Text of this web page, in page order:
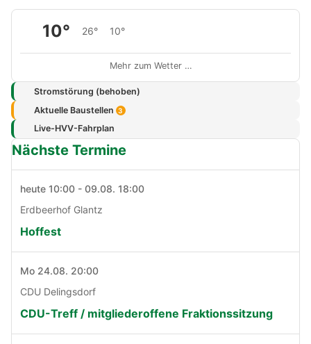
10° 26° 10°
Mehr zum Wetter …
Stromstörung (behoben)
Aktuelle Baustellen 3
Live-HVV-Fahrplan
Nächste Termine
heute 10:00 - 09.08. 18:00
Erdbeerhof Glantz
Hoffest
Mo 24.08. 20:00
CDU Delingsdorf
CDU-Treff / mitgliederoffene Fraktionssitzung